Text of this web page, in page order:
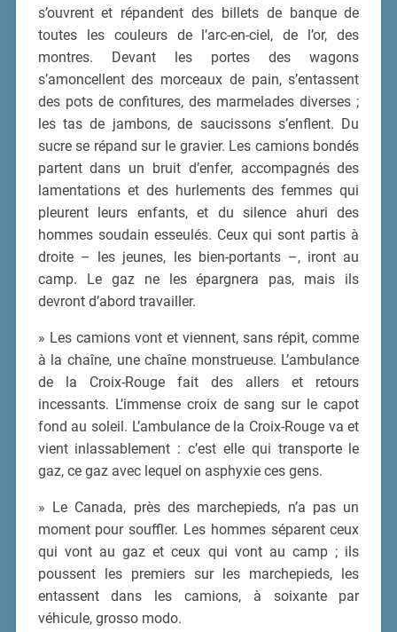
s’ouvrent et répandent des billets de banque de
toutes les couleurs de l’arc-en-ciel, de l’or, des
montres. Devant les portes des wagons
s’amoncellent des morceaux de pain, s’entassent
des pots de confitures, des marmelades diverses ;
les tas de jambons, de saucissons s’enflent. Du
sucre se répand sur le gravier. Les camions bondés
partent dans un bruit d’enfer, accompagnés des
lamentations et des hurlements des femmes qui
pleurent leurs enfants, et du silence ahuri des
hommes soudain esseulés. Ceux qui sont partis à
droite – les jeunes, les bien-portants –, iront au
camp. Le gaz ne les épargnera pas, mais ils
devront d’abord travailler.
» Les camions vont et viennent, sans répit, comme
à la chaîne, une chaîne monstrueuse. L’ambulance
de la Croix-Rouge fait des allers et retours
incessants. L’immense croix de sang sur le capot
fond au soleil. L’ambulance de la Croix-Rouge va et
vient inlassablement : c’est elle qui transporte le
gaz, ce gaz avec lequel on asphyxie ces gens.
» Le Canada, près des marchepieds, n’a pas un
moment pour souffler. Les hommes séparent ceux
qui vont au gaz et ceux qui vont au camp ; ils
poussent les premiers sur les marchepieds, les
entassent dans les camions, à soixante par
véhicule, grosso modo.